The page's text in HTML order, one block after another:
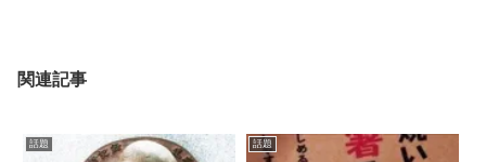
関連記事
話題 話題